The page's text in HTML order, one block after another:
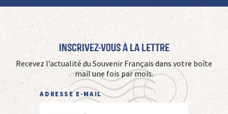
Inscrivez-vous à La Lettre
Recevez l’actualité du Souvenir Français dans votre boîte
mail une fois par mois.
ADRESSE E-MAIL